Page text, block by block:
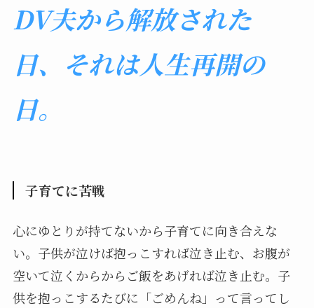
DV夫から解放された
日、それは人生再開の
日。
子育てに苦戦
心にゆとりが持てないから子育てに向き合えな
い。子供が泣けば抱っこすれば泣き止む、お腹が
空いて泣くからからご飯をあげれば泣き止む。子
供を抱っこするたびに「ごめんね」って言ってし